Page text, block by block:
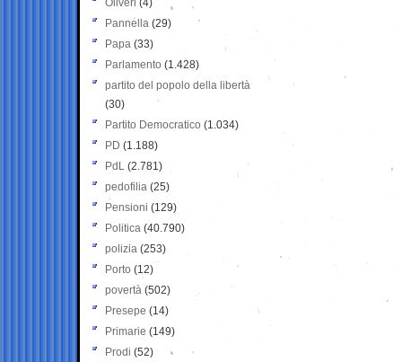
Oliveri (4)
Pannella (29)
Papa (33)
Parlamento (1.428)
partito del popolo della libertà
(30)
Partito Democratico (1.034)
PD (1.188)
PdL (2.781)
pedofilia (25)
Pensioni (129)
Politica (40.790)
polizia (253)
Porto (12)
povertà (502)
Presepe (14)
Primarie (149)
Prodi (52)